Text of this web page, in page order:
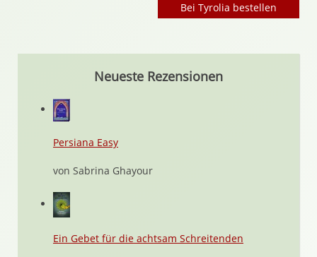
Bei Tyrolia bestellen
Neueste Rezensionen
Persiana Easy
von Sabrina Ghayour
Ein Gebet für die achtsam Schreitenden